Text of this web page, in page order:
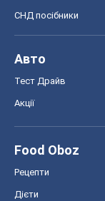
СНД посібники
Авто
Тест Драйв
Акції
Food Oboz
Рецепти
Дієти